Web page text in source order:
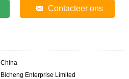
Contacteer ons
China
Bicheng Enterprise Limited